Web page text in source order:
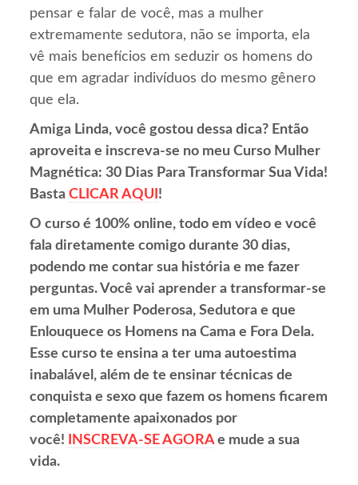
pensar e falar de você, mas a mulher
extremamente sedutora, não se importa, ela
vê mais benefícios em seduzir os homens do
que em agradar indivíduos do mesmo gênero
que ela.
Amiga Linda, você gostou dessa dica? Então
aproveita e inscreva-se no meu Curso Mulher
Magnética: 30 Dias Para Transformar Sua Vida!
BastaCLICAR AQUI !
O curso é 100% online, todo em vídeo e você
fala diretamente comigo durante 30 dias,
podendo me contar sua história e me fazer
perguntas. Você vai aprender a transformar-se
em uma Mulher Poderosa, Sedutora e que
Enlouquece os Homens na Cama e Fora Dela.
Esse curso te ensina a ter uma autoestima
inabalável, além de te ensinar técnicas de
conquista e sexo que fazem os homens ficarem
completamente apaixonados por
você!
INSCREVA-SE AGORAe mude a sua
vida.